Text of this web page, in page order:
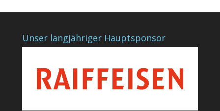
Unser langjähriger Hauptsponsor